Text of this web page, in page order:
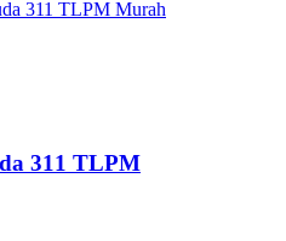
311 TLPM